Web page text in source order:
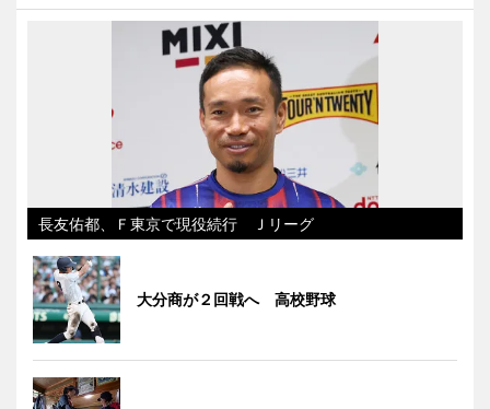
長友佑都、Ｆ東京で現役続行 Ｊリーグ
大分商が２回戦へ 高校野球